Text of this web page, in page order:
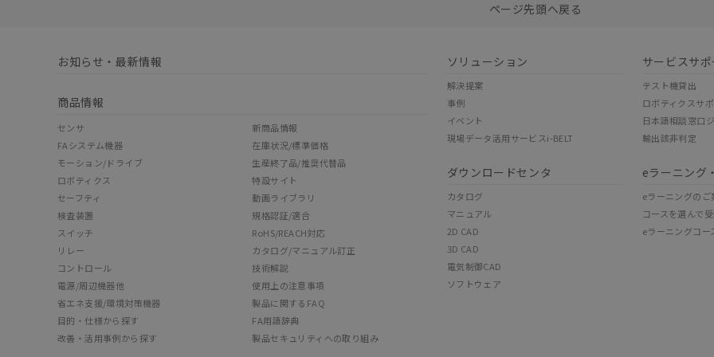
ページ先頭へ戻る
お知らせ・最新情報
商品情報
センサ
FAシステム機器
モーション/ドライブ
ロボティクス
セーフティ
検査装置
スイッチ
リレー
コントロール
電源/周辺機器他
省エネ支援/環境対策機器
目的・仕様から探す
改善・活用事例から探す
新商品情報
在庫状況/標準価格
生産終了品/推奨代替品
特設サイト
動画ライブラリ
規格認証/適合
RoHS/REACH対応
カタログ/マニュアル訂正
技術解説
使用上の注意事項
製品に関するFAQ
FA用語辞典
製品セキュリティへの取り組み
ソリューション
解決提案
事例
イベント
現場データ活用サービスi-BELT
ダウンロードセンタ
カタログ
マニュアル
2D CAD
3D CAD
電気制御CAD
ソフトウェア
サービスサ
テスト機貸出
ロボティクスサ
日本語相談窓口
輸出該非判定
eラーニング
eラーニングのご
コースを選んで
eラーニングコー